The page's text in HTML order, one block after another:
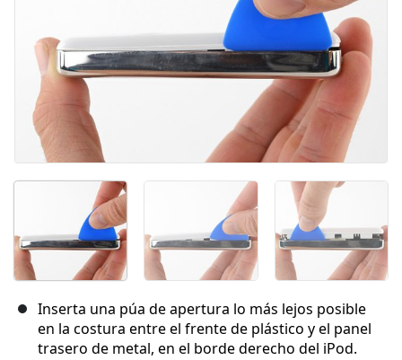
Inserta una púa de apertura lo más lejos posible
en la costura entre el frente de plástico y el panel
trasero de metal, en el borde derecho del iPod.